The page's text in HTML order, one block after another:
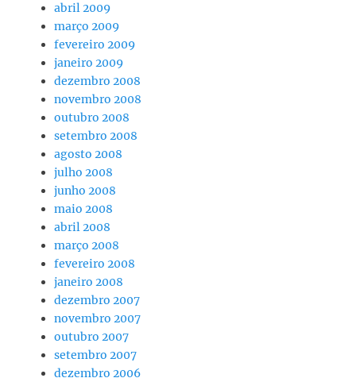
abril 2009
março 2009
fevereiro 2009
janeiro 2009
dezembro 2008
novembro 2008
outubro 2008
setembro 2008
agosto 2008
julho 2008
junho 2008
maio 2008
abril 2008
março 2008
fevereiro 2008
janeiro 2008
dezembro 2007
novembro 2007
outubro 2007
setembro 2007
dezembro 2006